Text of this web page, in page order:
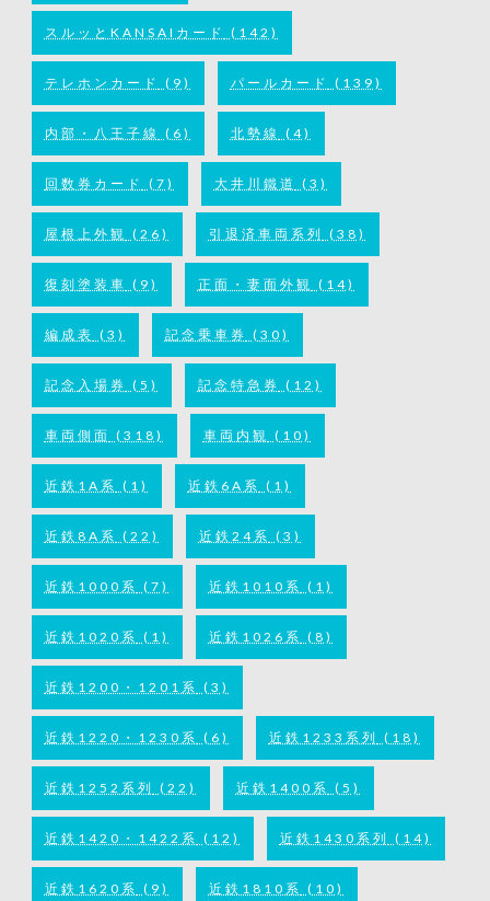
スルッとKANSAIカード (142)
テレホンカード (9) パールカード (139)
内部・八王子線 (6) 北勢線 (4)
回数券カード (7) 大井川鐵道 (3)
屋根上外観 (26) 引退済車両系列 (38)
復刻塗装車 (9) 正面・妻面外観 (14)
編成表 (3) 記念乗車券 (30)
記念入場券 (5) 記念特急券 (12)
車両側面 (318) 車両内観 (10)
近鉄1A系 (1) 近鉄6A系 (1)
近鉄8A系 (22) 近鉄24系 (3)
近鉄1000系 (7) 近鉄1010系 (1)
近鉄1020系 (1) 近鉄1026系 (8)
近鉄1200・1201系 (3)
近鉄1220・1230系 (6) 近鉄1233系列 (18)
近鉄1252系列 (22) 近鉄1400系 (5)
近鉄1420・1422系 (12) 近鉄1430系列 (14)
近鉄1620系 (9) 近鉄1810系 (10)